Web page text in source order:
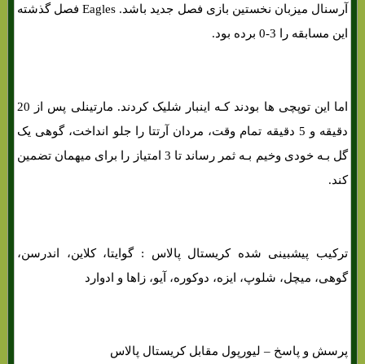
آرسنال میزبان نخستین بازی فصل جدید باشد. Eagles فصل گذشته
این مسابقه را 3-0 برده بود.
اما این توپچی ها بودند کـه اینبار شلیک کردند. مارتینلی پس از 20
دقیقه و 5 دقیقه تمام وقت، مردان آرتتا را جلو انداخت، گوهی یک
گل بـه خودی وخیم بـه ثمر رساند تا 3 امتیاز را برای میهمان تضمین
کند.
ترکیب پیشبینی شده کریستال پالاس : گوایتا، کلاین، اندرسن،
گوهی، میچل، شلوپ، ایزه، دوکوره، آیو، زاها و ادوارد
پرسش و پاسخ – لیورپول مقابل کریستال پالاس